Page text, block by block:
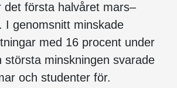
det första halvåret mars–
I genomsnitt minskade
med 16 procent under
största minskningen svarade
och studenter för.